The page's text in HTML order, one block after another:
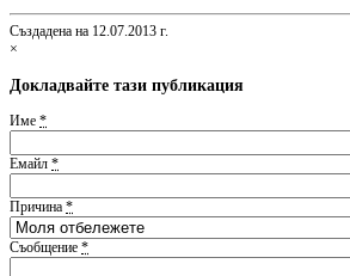
Създадена на 12.07.2013 г.
×
Докладвайте тази публикация
Име *
Емайл *
Причина *
Съобщение *